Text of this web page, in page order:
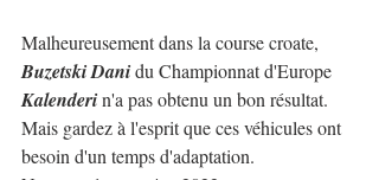
Malheureusement dans la course croate,
Buzetski Dani du Championnat d'Europe
Kalenderi n'a pas obtenu un bon résultat.
Mais gardez à l'esprit que ces véhicules ont
besoin d'un temps d'adaptation.